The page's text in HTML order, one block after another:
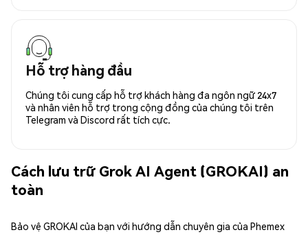
Hỗ trợ hàng đầu
Chúng tôi cung cấp hỗ trợ khách hàng đa ngôn ngữ 24x7
và nhân viên hỗ trợ trong cộng đồng của chúng tôi trên
Telegram và Discord rất tích cực.
Cách lưu trữ Grok AI Agent (GROKAI) an
toàn
Bảo vệ GROKAI của bạn với hướng dẫn chuyên gia của Phemex